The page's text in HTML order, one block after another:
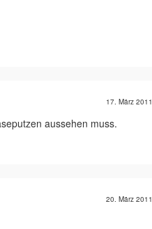
17. März 2011
aussehen muss.
20. März 2011